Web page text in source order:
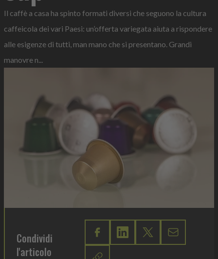
Il caffè a casa ha spinto formati diversi che seguono la cultura
caffeicola dei vari Paesi: un’offerta variegata aiuta a rispondere
alle esigenze di tutti, man mano che si presentano. Grandi
manovre n...
Condividi
l'articolo